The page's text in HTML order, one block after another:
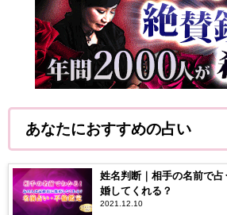
あなたにおすすめの占い
姓名判断｜相手の名前で
婚してくれる？
2021.12.10